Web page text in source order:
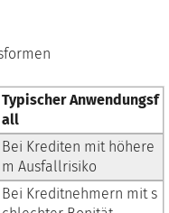
Typischer Anwendungsf
all
Bei Krediten mit höhere
m Ausfallrisiko
Bei Kreditnehmern mit s